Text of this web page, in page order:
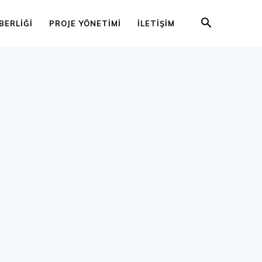
PROJE YÖNETIMI İLETIŞIM